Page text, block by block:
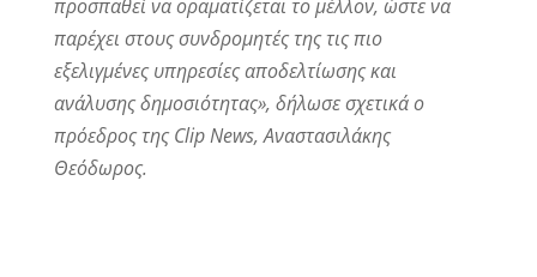
προσπαθεί να οραματίζεται το μέλλον, ώστε να
παρέχει στους συνδρομητές της τις πιο
εξελιγμένες υπηρεσίες αποδελτίωσης και
ανάλυσης δημοσιότητας», δήλωσε σχετικά ο
πρόεδρος τηςClipNews, Αναστασιλάκης
Θεόδωρος.